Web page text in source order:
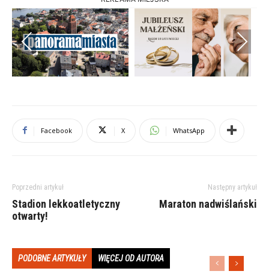
Previous Next
Facebook X WhatsApp
Poprzedni artykuł
Stadion lekkoatletyczny
otwarty!
Następny artykuł
Maraton nadwiślański
PODOBNE ARTYKUŁY WIĘCEJ OD AUTORA